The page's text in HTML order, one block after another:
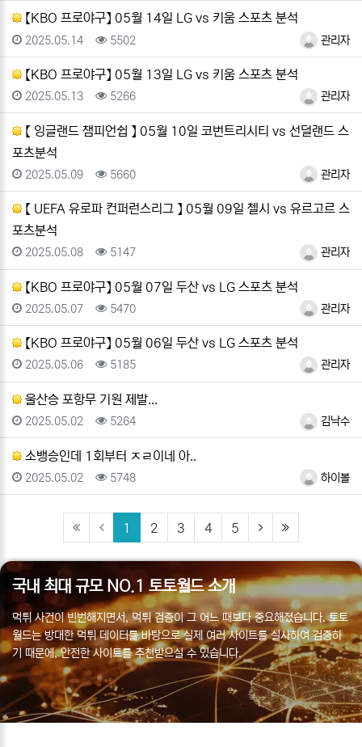
【KBO 프로야구】 05월 14일 LG vs 키움 스포츠 분석
등록자관리자
등록일
2025.05.14 조회
5502
【KBO 프로야구】 05월 13일 LG vs 키움 스포츠 분석
등록자관리자
등록일
2025.05.13 조회
5266
【 잉글랜드 챔피언쉽 】 05월 10일 코번트리시티 vs 선덜랜드 스
포츠분석
등록자관리자
등록일
2025.05.09 조회
5660
【 UEFA 유로파 컨퍼런스리그 】 05월 09일 첼시 vs 유르고르 스
포츠분석
등록자관리자
등록일
2025.05.08 조회
5147
【KBO 프로야구】 05월 07일 두산 vs LG 스포츠 분석
등록자관리자
등록일
2025.05.07 조회
5470
【KBO 프로야구】 05월 06일 두산 vs LG 스포츠 분석
등록자관리자
등록일
2025.05.06 조회
5185
울산승 포항무 기원 제발...
등록자김낙수
등록일
2025.05.02 조회
5264
소뱅승인데 1회부터 ㅈㄹ이네 아..
등록자하이볼
등록일
2025.05.02 조회
5748
1 (current)
2 3 4 5 (next)(last)
국내 최대 규모 NO.1 토토월드 소개
먹튀 사건이 빈번해지면서, 먹튀 검증이 그 어느 때보다 중요해졌습니다. 토토
월드는 방대한 먹튀 데이터를 바탕으로 실제 여러 사이트를 실사하여 검증하
기 때문에, 안전한 사이트를 추천받으실 수 있습니다.